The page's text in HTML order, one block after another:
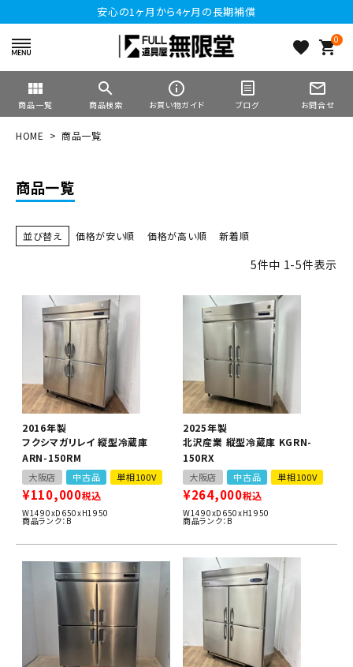
安心の1ヶ月から4ヶ月の長期補償
favorite 0
shopping_cart
view_module
商品一覧
search
商品検索
info_outline
お買い物ガイド ブログ
mail_outline
お問合せ
HOME 商品一覧
商品一覧
並び替え 価格が安い順 価格が高い順 新着順
5件中 1-5件表示
2016年製
フクシマガリレイ 縦型冷蔵庫
ARN-150RM
大阪店 中古品 単相100V
¥110,000税込
W1490xD650xH1950
商品ランク：B
2025年製
北沢産業 縦型冷蔵庫 KGRN-
150RX
大阪店 中古品 単相100V
¥264,000税込
W1490xD650xH1950
商品ランク：B